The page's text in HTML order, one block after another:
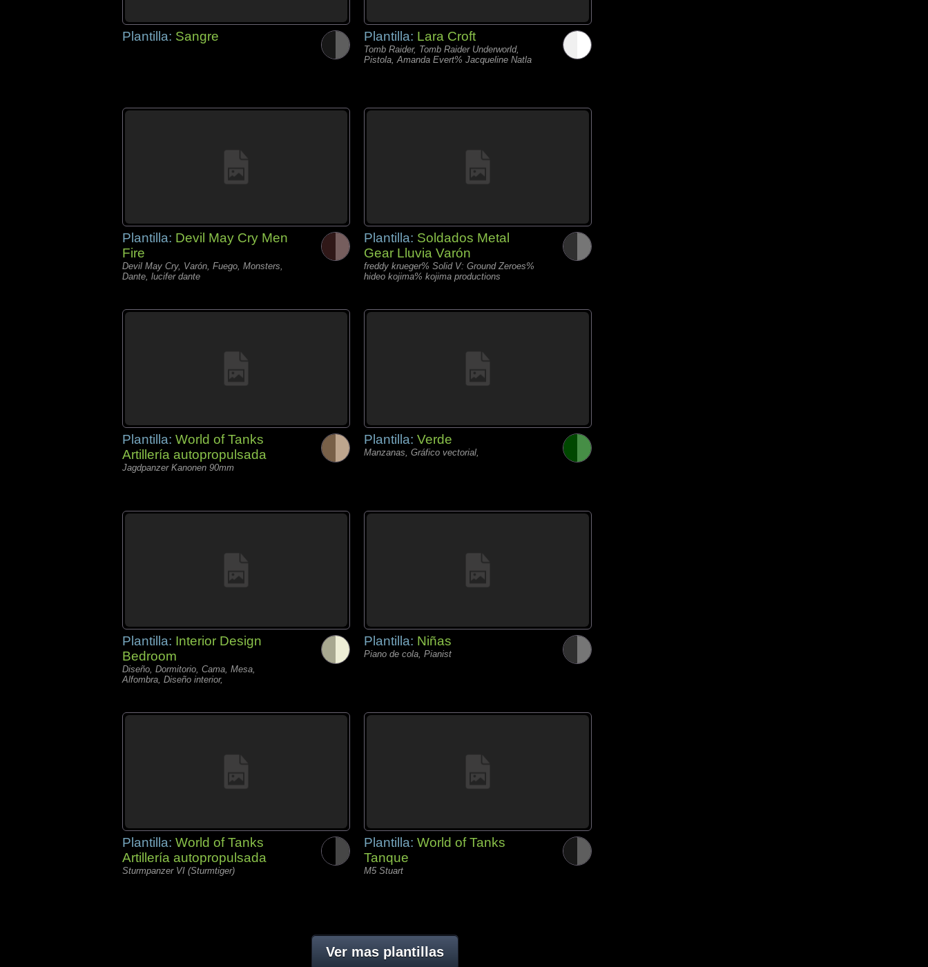
Plantilla: Sangre Plantilla: Lara Croft
Tomb Raider, Tomb Raider Underworld,
Pistola, Amanda Evert% Jacqueline Natla
Plantilla: Devil May Cry Men
Fire
Devil May Cry, Varón, Fuego, Monsters,
Dante, lucifer dante
Plantilla: Soldados Metal
Gear Lluvia Varón
freddy krueger% Solid V: Ground Zeroes%
hideo kojima% kojima productions
Plantilla: World of Tanks
Artillería autopropulsada
Jagdpanzer Kanonen 90mm
Plantilla: Verde
Manzanas, Gráfico vectorial,
Plantilla: Interior Design
Bedroom
Diseño, Dormitorio, Cama, Mesa,
Alfombra, Diseño interior,
Plantilla: Niñas
Piano de cola, Pianist
Plantilla: World of Tanks
Artillería autopropulsada
Sturmpanzer VI (Sturmtiger)
Plantilla: World of Tanks
Tanque
M5 Stuart
Ver mas plantillas